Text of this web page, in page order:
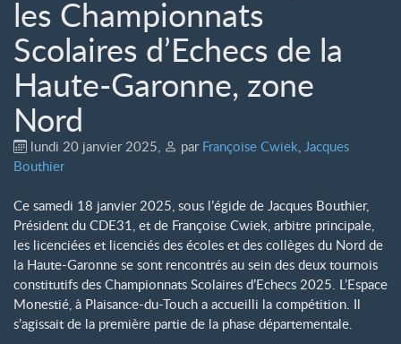
les Championnats
Scolaires d’Echecs de la
Haute-Garonne, zone
Nord
lundi 20 janvier 2025 par Françoise Cwiek Jacques
Bouthier
Ce samedi 18 janvier 2025, sous l’égide de Jacques Bouthier,
Président du CDE31, et de Françoise Cwiek, arbitre principale,
les licenciées et licenciés des écoles et des collèges du Nord de
la Haute-Garonne se sont rencontrés au sein des deux tournois
constitutifs des Championnats Scolaires d’Echecs 2025. L’Espace
Monestié, à Plaisance-du-Touch a accueilli la compétition. Il
s’agissait de la première partie de la phase départementale.